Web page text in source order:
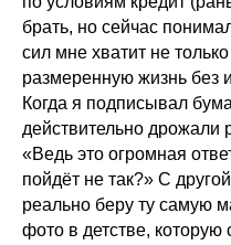
брать, но сейчас
сил мне хватит не
размеренную жизнь без
Когда я подписывал
действительно дрожали
«Ведь это огромная
пойдёт не так?» С
реально беру ту самую
фото в детстве, которую